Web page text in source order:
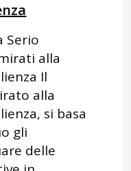
Serio
alla
Il
alla
si basa
gli
delle